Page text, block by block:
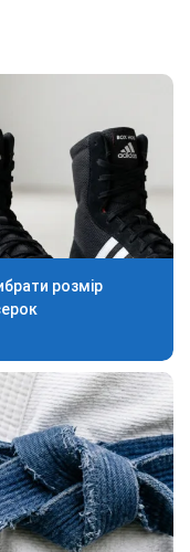
розмір